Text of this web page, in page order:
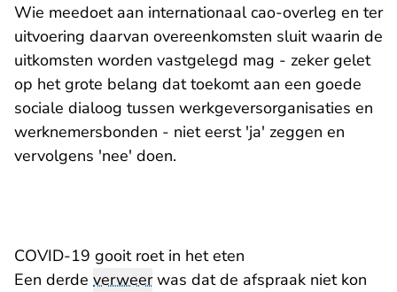
Wie meedoet aan internationaal cao-overleg en ter
uitvoering daarvan overeenkomsten sluit waarin de
uitkomsten worden vastgelegd mag - zeker gelet
op het grote belang dat toekomt aan een goede
sociale dialoog tussen werkgeversorganisaties en
werknemersbonden - niet eerst 'ja' zeggen en
vervolgens 'nee' doen.
COVID-19 gooit roet in het eten
Een derde verweerwas dat de afspraak niet kon